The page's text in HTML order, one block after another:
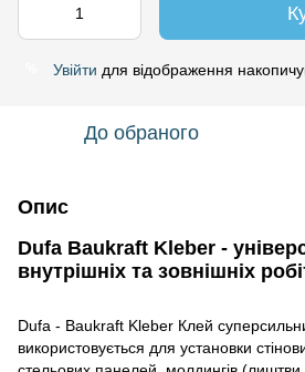
Увійти для відображення
До обраного
Опис
Dufa Baukraft Kleber -
внутрішніх та зовнішніх
Dufa - Baukraft Kleber Клей
використовується для установки